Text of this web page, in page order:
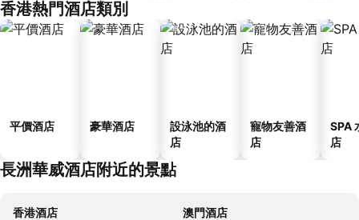
香港熱門酒店類別
平價酒店 豪華酒店
設泳池的酒
店
寵物友善酒
店
SPA
店
長洲華威酒店附近的景點
香港酒店
澳門酒店